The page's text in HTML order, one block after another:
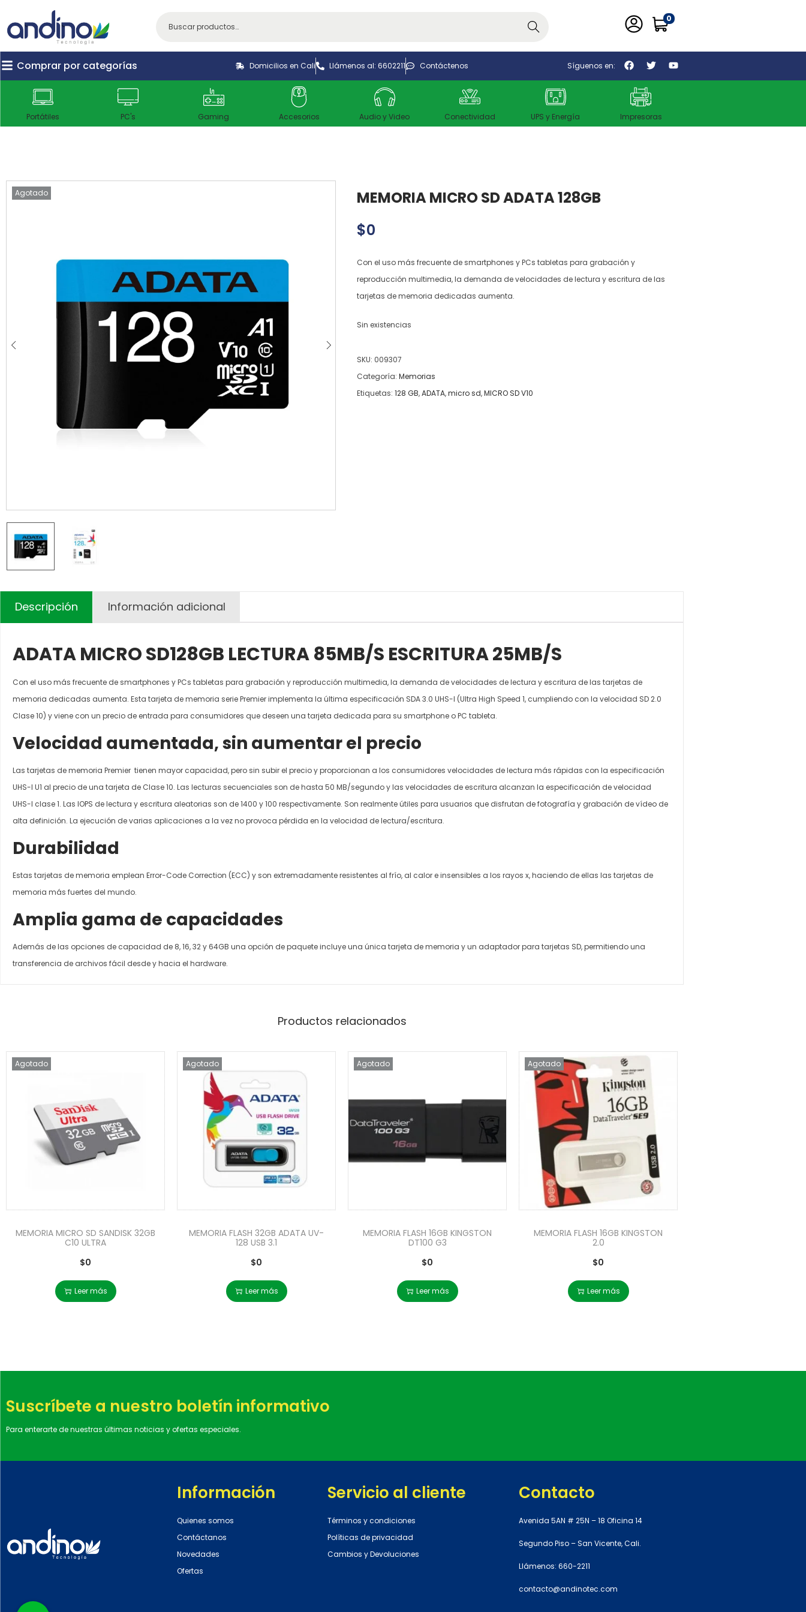
Buscar
0
Comprar por categorías Domicilios en Cali Llámenos al: 6602211 Contáctenos Síguenos en:
Portátiles PC's Gaming Accesorios Audio y Video Conectividad UPS y Energía Impresoras
Agotado
MEMORIA MICRO SD ADATA 128GB
$0
Con el uso más frecuente de smartphones y PCs tabletas para grabación y
reproducción multimedia, la demanda de velocidades de lectura y escritura de las
tarjetas de memoria dedicadas aumenta.
Sin existencias
SKU: 009307
Categoría: Memorias
Etiquetas: 128 GB,ADATA,micro sd,MICRO SD V10
Descripción Información adicional
ADATA MICRO SD128GB LECTURA 85MB/S ESCRITURA 25MB/S
Con el uso más frecuente de smartphones y PCs tabletas para grabación y reproducción multimedia, la demanda de velocidades de lectura y escritura de las tarjetas de
memoria dedicadas aumenta. Esta tarjeta de memoria serie Premier implementa la última especificación SDA 3.0 UHS-I (Ultra High Speed 1, cumpliendo con la velocidad SD 2.0
Clase 10) y viene con un precio de entrada para consumidores que deseen una tarjeta dedicada para su smartphone o PC tableta.
Velocidad aumentada, sin aumentar el precio
Las tarjetas de memoria Premier tienen mayor capacidad, pero sin subir el precio y proporcionan a los consumidores velocidades de lectura más rápidas con la especificación
UHS-I U1 al precio de una tarjeta de Clase 10. Las lecturas secuenciales son de hasta 50 MB/segundo y las velocidades de escritura alcanzan la especificación de velocidad
UHS-I clase 1. Las IOPS de lectura y escritura aleatorias son de 1400 y 100 respectivamente. Son realmente útiles para usuarios que disfrutan de fotografía y grabación de vídeo de
alta definición. La ejecución de varias aplicaciones a la vez no provoca pérdida en la velocidad de lectura/escritura.
Durabilidad
Estas tarjetas de memoria emplean Error-Code Correction (ECC) y son extremadamente resistentes al frío, al calor e insensibles a los rayos x, haciendo de ellas las tarjetas de
memoria más fuertes del mundo.
Amplia gama de capacidades
Además de las opciones de capacidad de 8, 16, 32 y 64GB una opción de paquete incluye una única tarjeta de memoria y un adaptador para tarjetas SD, permitiendo una
transferencia de archivos fácil desde y hacia el hardware.
Productos relacionados
Agotado
MEMORIA MICRO SD SANDISK 32GB
C10 ULTRA
$0
Leer más
Agotado
MEMORIA FLASH 32GB ADATA UV-
128 USB 3.1
$0
Leer más
Agotado
MEMORIA FLASH 16GB KINGSTON
DT100 G3
$0
Leer más
Agotado
MEMORIA FLASH 16GB KINGSTON
2.0
$0
Leer más
Suscríbete a nuestro boletín informativo
Para enterarte de nuestras últimas noticias y ofertas especiales.
Información
Quienes somos
Contáctanos
Novedades
Ofertas
Servicio al cliente
Términos y condiciones
Políticas de privacidad
Cambios y Devoluciones
Contacto
Avenida 5AN # 25N – 18 Oficina 14
Segundo Piso – San Vicente, Cali.
Llámenos: 660-2211
contacto@andinotec.com